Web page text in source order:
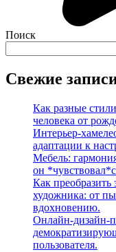
Поиск
Свежие
Как разные
человека от
Интерьер-
адаптации к
Мебель:
он
Как
художника: от
вдохновению.
Онлайн-
пользователя.